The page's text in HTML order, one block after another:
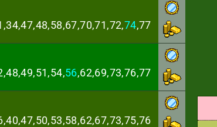
34,47,48,58,67,70,71,72,74,77
48,49,51,54,56,62,69,73,76,77
40,47,50,53,58,62,67,73,75,76